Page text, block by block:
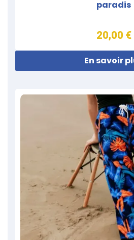
paradis
20,00 €
En savoir